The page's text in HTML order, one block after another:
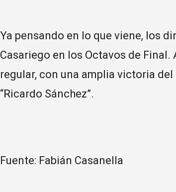
Ya pensando en lo que viene, los
Casariego en los Octavos de
regular, con una amplia victoria
“Ricardo Sánchez”.
Fuente: Fabián Casanella